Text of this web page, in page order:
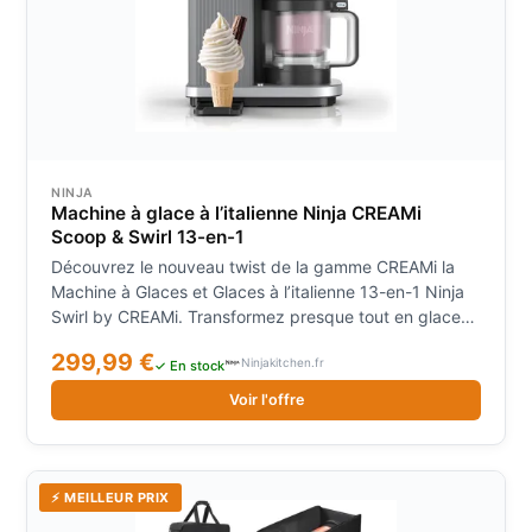
NINJA
Machine à glace à l’italienne Ninja CREAMi
Scoop & Swirl​ 13-en-1
Découvrez le nouveau twist de la gamme CREAMi la
Machine à Glaces et Glaces à l’italienne 13-en-1 Ninja
Swirl by CREAMi. Transformez presque tout en glace
6 modes CREAMi classiques : Ice Cream (Crème
glacée) Light Ice Cream (Crème glacée allégée) Gelato
Sorbet Frozen Yoghurt (Yaourt glacé) et Milkshake.
Utilisez le mode Mix-In (Extra) pour ajouter biscuits
pépites de chocolat et plus à vos glaces. Découvrez
6 modes Soft Serve (Glace à l’italienne) : MoFrozen
Yoghurt (Yaourt glacé) Fruiti (Fruiti) Ice Cream (Crème
299,99 €✓ En stock Ninjakitchen.fr
Voir l'offre
⚡ MEILLEUR PRIX